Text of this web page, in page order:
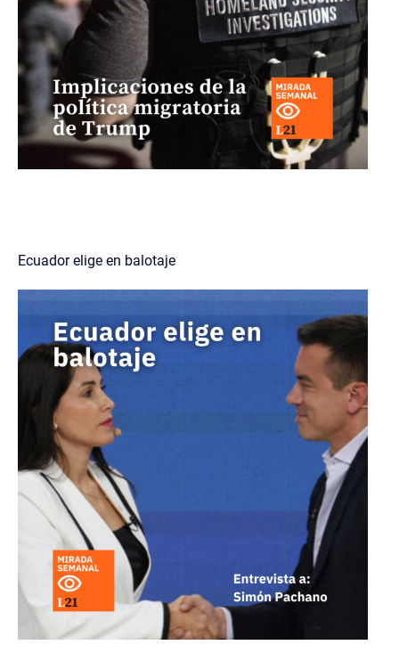
Ecuador elige en balotaje